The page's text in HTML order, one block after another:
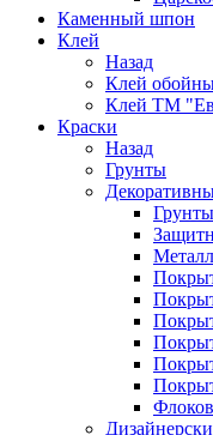
Каменный шпон
Клей
Назад
Клей
Клей ТМ
Краски
Назад
Грунты